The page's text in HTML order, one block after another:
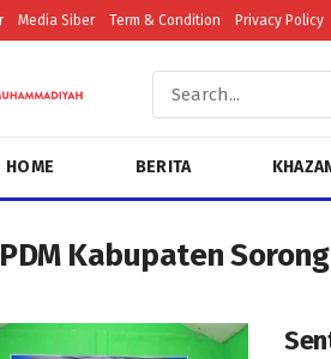
Media Siber Term & Condition Privacy Policy
HOME BERITA
PDM Kabupaten Sorong